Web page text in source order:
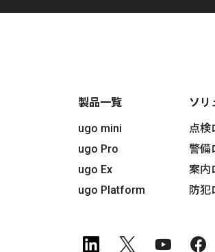
製品一覧
ugo mini
ugo Pro
ugo Ex
ugo Platform
ソリ
点検
警備
案内
防犯